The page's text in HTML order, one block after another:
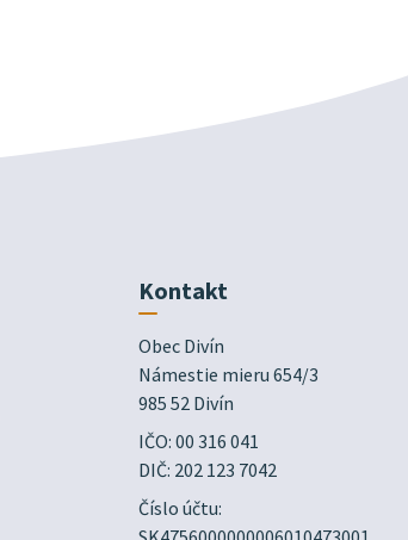
Kontakt
Obec Divín
Námestie mieru 654/3
985 52 Divín
IČO: 00 316 041
DIČ: 202 123 7042
Číslo účtu: